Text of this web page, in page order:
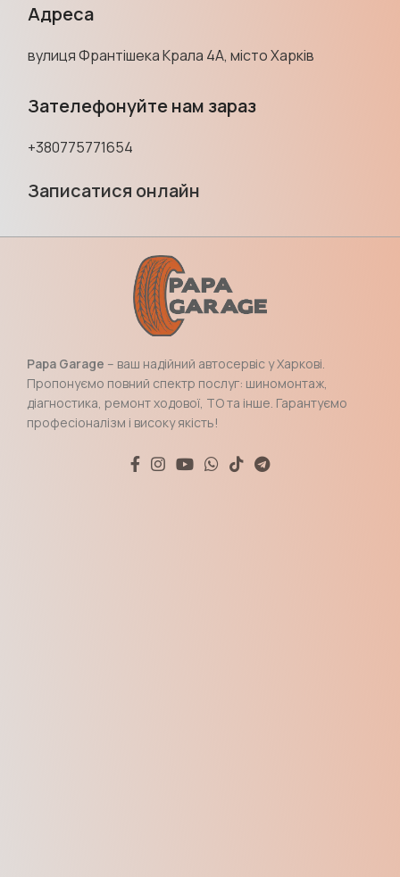
Адреса
вулиця Франтішека Крала 4А, місто Харків
Зателефонуйте нам зараз
+380775771654
Записатися онлайн
Papa Garage – ваш надійний автосервіс у Харкові.
Пропонуємо повний спектр послуг: шиномонтаж,
діагностика, ремонт ходової, ТО та інше. Гарантуємо
професіоналізм і високу якість!